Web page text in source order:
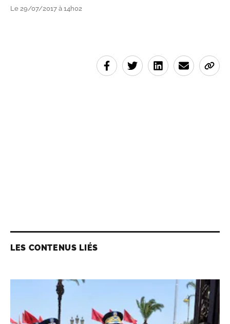
Le 29/07/2017 à 14h02
LES CONTENUS LIÉS